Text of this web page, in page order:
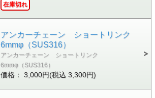
在庫切れ
アンカーチェーン ショートリンク
6mmφ（SUS316）
アンカーチェーン ショートリンク
6mmφ（SUS316）
価格： 3,000円(税込 3,300円)